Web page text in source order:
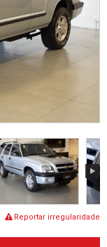
Reportar irregularidade